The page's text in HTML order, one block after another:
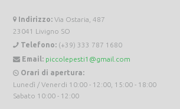
Indirizzo: Via Ostaria, 487
23041 Livigno SO
Telefono: (+39) 333 787 1680
Email: piccolepesti1@gmail.com
Orari di apertura:
Lunedì / Venerdi 10:00 - 12:00, 15:00 - 18:00
Sabato 10:00 - 12:00